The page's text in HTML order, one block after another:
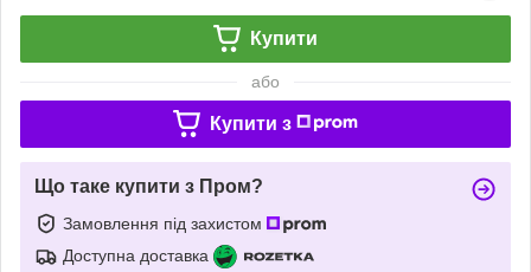
Купити
або
Купити з
Що таке купити з Пром?
Замовлення під захистом
Доступна доставка